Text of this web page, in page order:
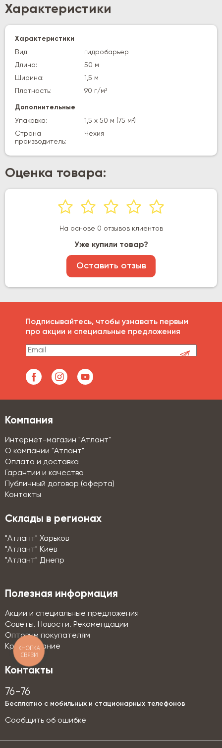
Характеристики
Характеристики
Вид:
гидробарьер
Длина:
50 м
Ширина:
1,5 м
Плотность:
90 г/м²
Дополнительные
Упаковка:
1,5 х 50 м (75 м²)
Страна
производитель:
Чехия
Оценка товара:
На основе 0 отзывов клиентов
Уже купили товар?
Оставить отзыв
Подписывайтесь, чтобы узнавать первым
про акции и специальные предложения
Компания
Интернет-магазин "Атлант"
О компании "Атлант"
Оплата и доставка
Гарантии и качество
Публичный договор (оферта)
Контакты
Склады в регионах
"Атлант" Харьков
"Атлант" Киев
"Атлант" Днепр
Полезная информация
Акции и специальные предложения
Советы. Новости. Рекомендации
Оптовым покупателям
Кредитование
Контакты
76-76
Бесплатно с мобильных и стационарных телефонов
Сообщить об ошибке
КНОПКА
СВЯЗИ